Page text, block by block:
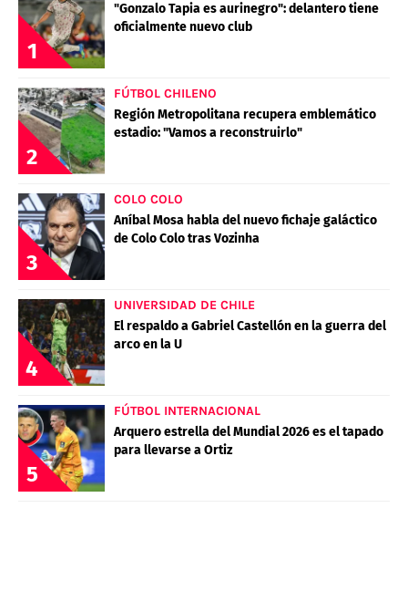
1
"Gonzalo Tapia es aurinegro": delantero tiene
oficialmente nuevo club
2
FÚTBOL CHILENO
Región Metropolitana recupera emblemático
estadio: "Vamos a reconstruirlo"
3
COLO COLO
Aníbal Mosa habla del nuevo fichaje galáctico
de Colo Colo tras Vozinha
4
UNIVERSIDAD DE CHILE
El respaldo a Gabriel Castellón en la guerra del
arco en la U
5
FÚTBOL INTERNACIONAL
Arquero estrella del Mundial 2026 es el tapado
para llevarse a Ortiz